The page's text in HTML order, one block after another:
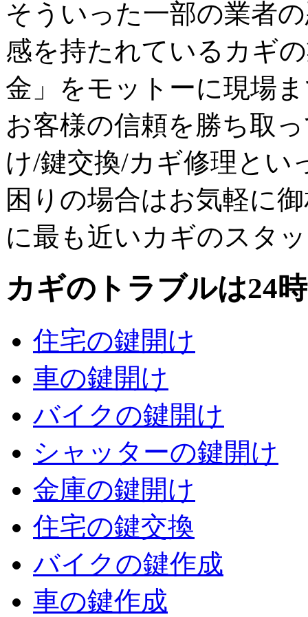
そういった一部の業者
感を持たれているカギ
金」をモットーに現場
お客様の信頼を勝ち取
け/鍵交換/カギ修理とい
困りの場合はお気軽に
に最も近いカギのスタ
カギのトラブルは24
住宅の鍵開け
車の鍵開け
バイクの鍵開け
シャッターの鍵開け
金庫の鍵開け
住宅の鍵交換
バイクの鍵作成
車の鍵作成